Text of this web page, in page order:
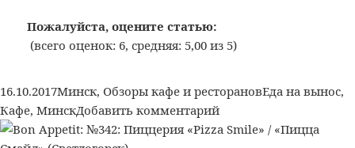
№343:
Кафе
«Токини»,
гипермаркет
«Простор»,
Пожалуйста, оцените статью:
(всего оценок: 6, средняя: 5,00 из 5)
Опубликовано
16.10.2017Рубрики
Минск, Обзоры кафе и ресторановМетки
Еда на вынос,
Кафе, МинскДобавить комментарийк
записи